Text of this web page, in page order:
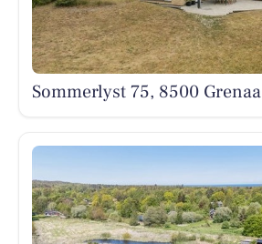
Sommerlyst 75, 8500 Grenaa